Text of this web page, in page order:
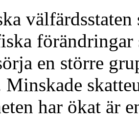
en större
har ökat är